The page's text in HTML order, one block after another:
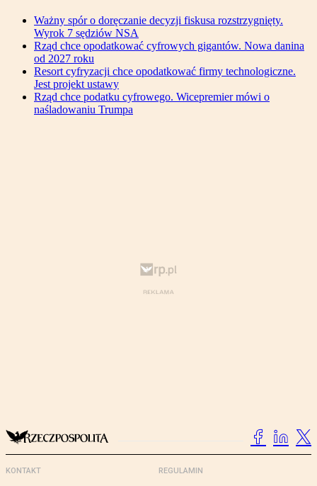
Ważny spór o doręczanie decyzji fiskusa rozstrzygnięty.
Wyrok 7 sędziów NSA
Rząd chce opodatkować cyfrowych gigantów. Nowa danina
od 2027 roku
Resort cyfryzacji chce opodatkować firmy technologiczne.
Jest projekt ustawy
Rząd chce podatku cyfrowego. Wicepremier mówi o
naśladowaniu Trumpa
KONTAKT REGULAMIN